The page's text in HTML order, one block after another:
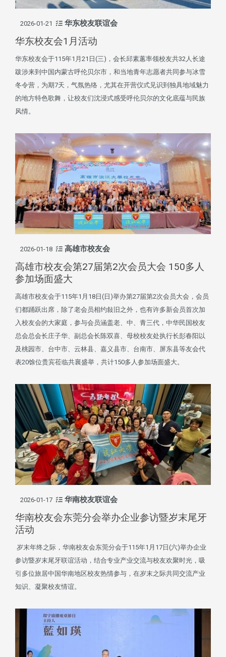
2026-01-21 华东校友联谊会
华东校友会1月活动
华东校友会于115年1月21日(三)，会长邱素蕙率领校友共32人长途
跋涉来到中国内蒙古呼伦贝尔市，和当地青年志愿者共同参与冰雪
冬令营，为期7天，气氛热络，尤其在开营仪式见识到独具地域魅力
的地方特色歌舞，让校友们沈浸式感受呼伦贝尔的文化底蕴与民族
风情。
2026-01-18 高雄市校友会
高雄市校友会第27届第2次会员大会 150多人
参加场面盛大
高雄市校友会于115年1月18日(日)举办第27届第2次会员大会，会员
们都踊跃出席，除了老会员相约敍旧之外，也有许多新会员首次加
入校友会的大家庭，参与会员涵盖老、中、青三代，中华民国校友
总会总会长庄子华、副总会长陈双喜、母校校友处执行长彭春阳以
及桃园市、台中市、云林县、嘉义县市、台南市、屏东县等友会代
表20馀位贵宾莅临共襄盛举，共计150多人参加场面盛大。
2026-01-17 华南校友联谊会
华南校友会东莞分会举办企业参访暨岁末尾牙
活动
岁末年终之际，华南校友会东莞分会于115年1月17日(六)举办企业
参访暨岁末尾牙联谊活动，结合专业产业交流与校友欢聚时光，吸
引多位旅居中国华南地区校友热情参与，在岁末之际共同交流产业
知识、凝聚校友情谊。